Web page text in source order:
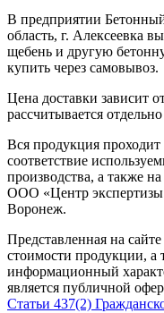
В предприятии
область, г. Алексеевка
щебень и другую
купить через самовывоз.
Цена доставки зависит
рассчитывается
Вся продукция проходит
соответствие
производства, а также
ООО «Центр
Воронеж.
Представленная на
стоимости продукции, а
информационный
является публичной
Статьи 437(2)